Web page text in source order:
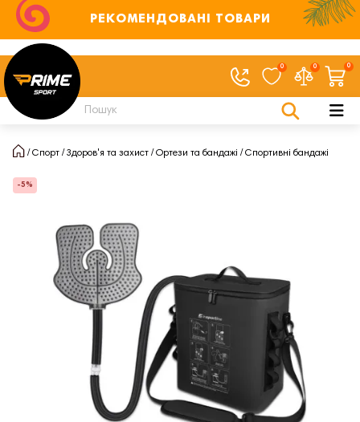
РЕКОМЕНДОВАНІ ТОВАРИ
0 0 0
Спорт Здоров'я та захист Ортези та бандажі Спортивні бандажі
-5%